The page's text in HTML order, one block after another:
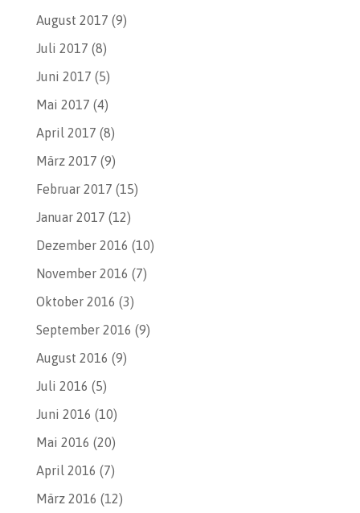
August 2017 (9)
Juli 2017 (8)
Juni 2017 (5)
Mai 2017 (4)
April 2017 (8)
März 2017 (9)
Februar 2017 (15)
Januar 2017 (12)
Dezember 2016 (10)
November 2016 (7)
Oktober 2016 (3)
September 2016 (9)
August 2016 (9)
Juli 2016 (5)
Juni 2016 (10)
Mai 2016 (20)
April 2016 (7)
März 2016 (12)